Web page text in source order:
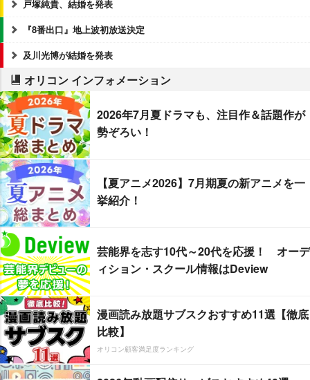
戸塚純貴、結婚を発表
『8番出口』地上波初放送決定
及川光博が結婚を発表
オリコン インフォメーション
2026年7月夏ドラマも、注目作＆話題作が
勢ぞろい！
【夏アニメ2026】7月期夏の新アニメを一
挙紹介！
芸能界を志す10代～20代を応援！ オーデ
ィション・スクール情報はDeview
漫画読み放題サブスクおすすめ11選【徹底
比較】
オリコン顧客満足度ランキング